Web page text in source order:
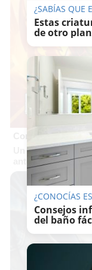
Corepunk
Un verdadero
antes, pero mejor!
¿SABÍAS QUE
Estas
de otro
¿CONOCÍAS
Consejos
del baño